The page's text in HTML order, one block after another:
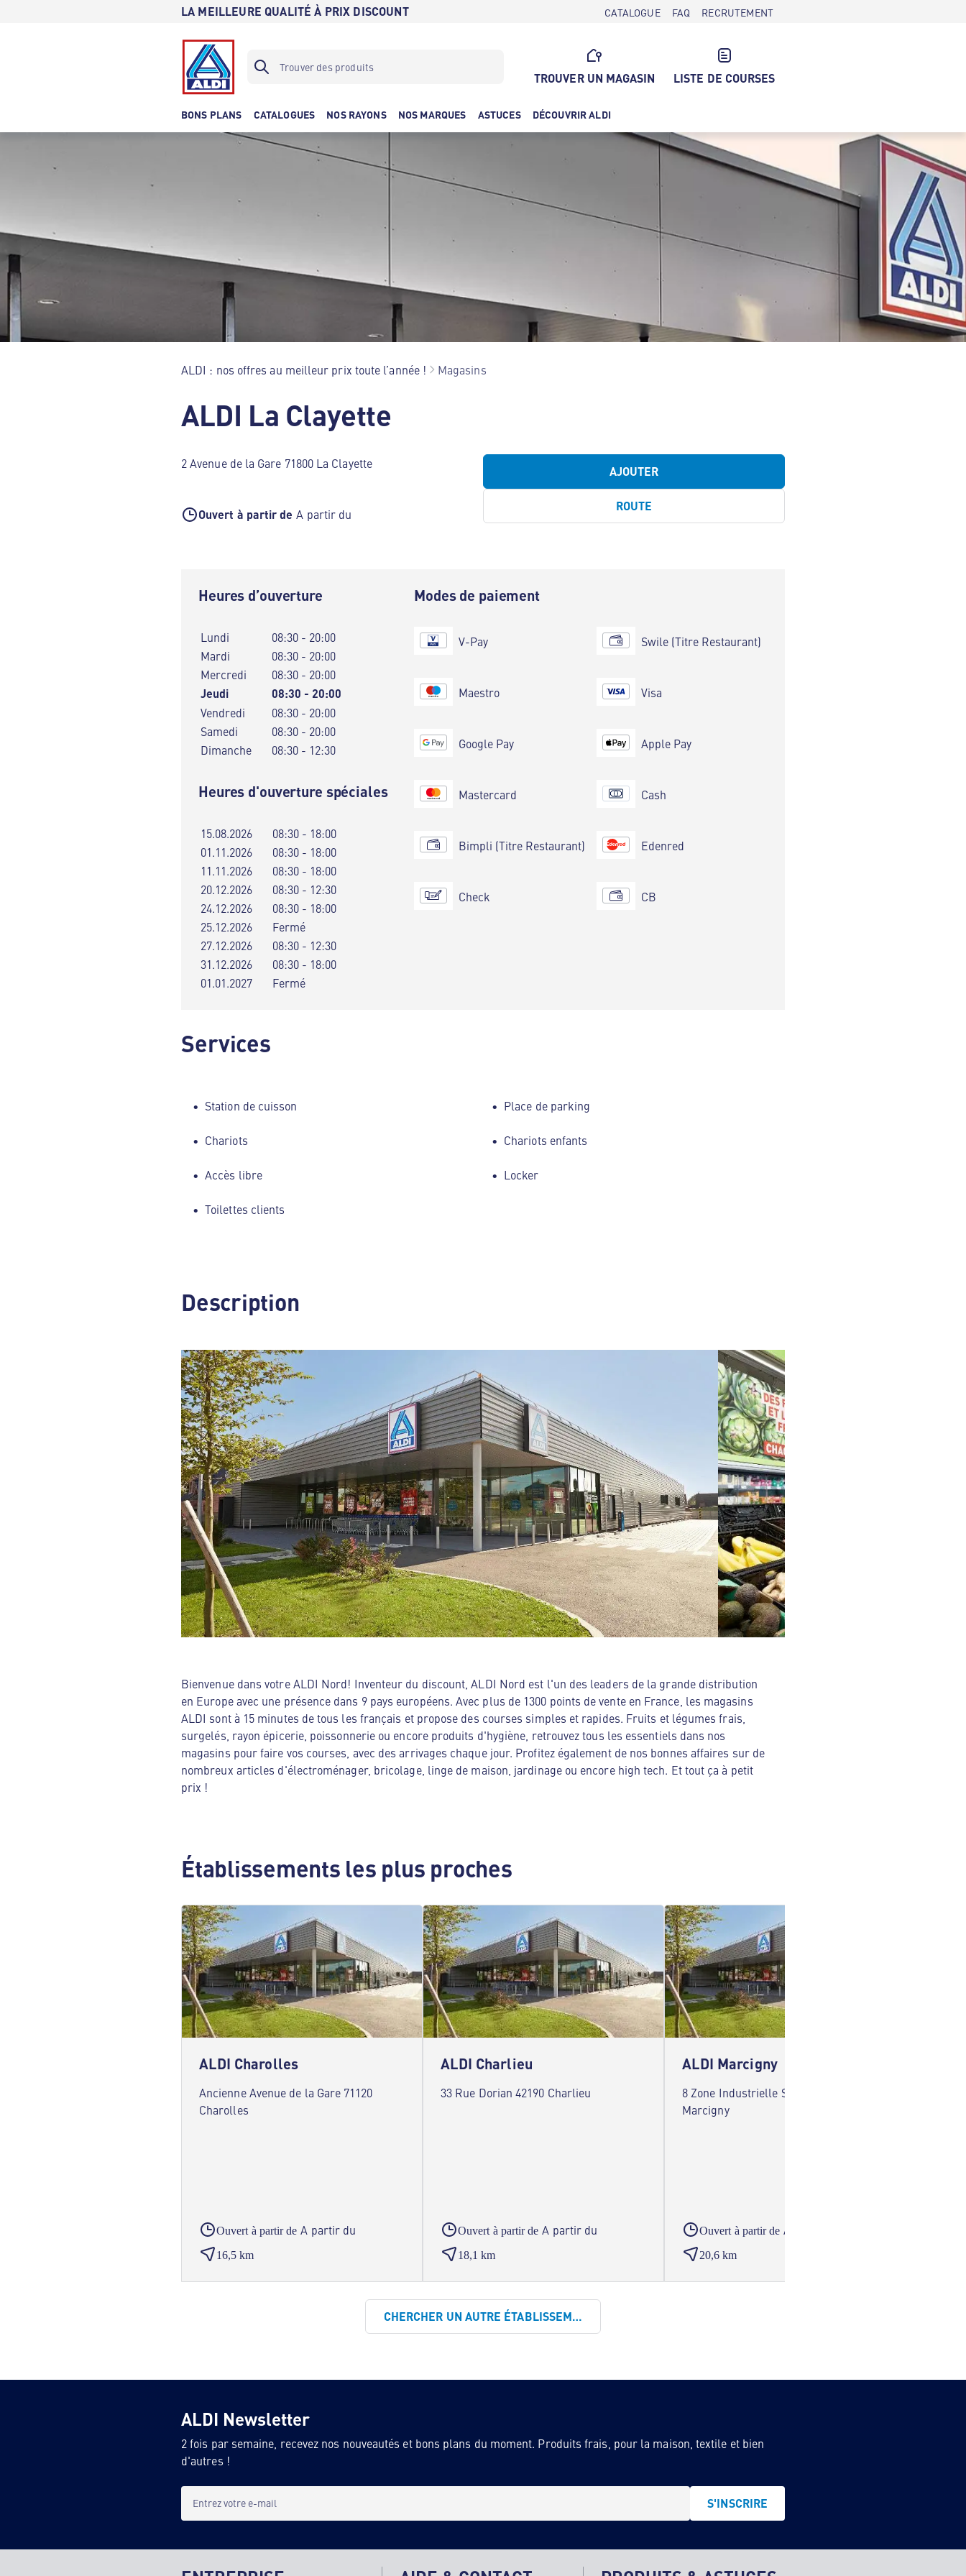
LA MEILLEURE QUALITÉ À PRIX DISCOUNT CATALOGUE FAQ RECRUTEMENT
TROUVER UN MAGASIN LISTE DE COURSES
BONS PLANS CATALOGUES NOS RAYONS NOS MARQUES ASTUCES DÉCOUVRIR ALDI
ALDI : nos offres au meilleur prix toute l’année ! Magasins
ALDI La Clayette
2 Avenue de la Gare 71800 La Clayette
Ouvert à partir de A partir du
AJOUTER
ROUTE
Heures d’ouverture
Lundi
08:30 - 20:00
Mardi
08:30 - 20:00
Mercredi
08:30 - 20:00
Jeudi 08:30 - 20:00
Vendredi
08:30 - 20:00
Samedi
08:30 - 20:00
Dimanche
08:30 - 12:30
Heures d'ouverture spéciales
15.08.2026
08:30 - 18:00
01.11.2026
08:30 - 18:00
11.11.2026
08:30 - 18:00
20.12.2026
08:30 - 12:30
24.12.2026
08:30 - 18:00
25.12.2026
Fermé
27.12.2026
08:30 - 12:30
31.12.2026
08:30 - 18:00
01.01.2027
Fermé
Modes de paiement
V-Pay
Maestro
Google Pay
Mastercard
Bimpli (Titre Restaurant)
Check
Swile (Titre Restaurant)
Visa
Apple Pay
Cash
Edenred
CB
Services
Station de cuisson Place de parking
Chariots Chariots enfants
Accès libre Locker
Toilettes clients
Description
Bienvenue dans votre ALDI Nord! Inventeur du discount, ALDI Nord est l'un des leaders de la grande distribution
en Europe avec une présence dans 9 pays européens. Avec plus de 1300 points de vente en France, les magasins
ALDI sont à 15 minutes de tous les français et propose des courses simples et rapides. Fruits et légumes frais,
surgelés, rayon épicerie, poissonnerie ou encore produits d'hygiène, retrouvez tous les essentiels dans nos
magasins pour faire vos courses, avec des arrivages chaque jour. Profitez également de nos bonnes affaires sur de
nombreux articles d'électroménager, bricolage, linge de maison, jardinage ou encore high tech. Et tout ça à petit
prix !
Établissements les plus proches
ALDI Charolles
Ancienne Avenue de la Gare 71120
Charolles
Ouvert à partir de A partir du
16,5 km
ALDI Charlieu
33 Rue Dorian 42190 Charlieu
Ouvert à partir de A partir du
18,1 km
ALDI Marcigny
8 Zone Industrielle Saint-Nizier 71110
Marcigny
Ouvert à partir de A partir du
20,6 km
CHERCHER UN AUTRE ÉTABLISSEMENT
ALDI Newsletter
2 fois par semaine, recevez nos nouveautés et bons plans du moment. Produits frais, pour la maison, textile et bien
d'autres !
Entrez votre e-mail S'INSCRIRE